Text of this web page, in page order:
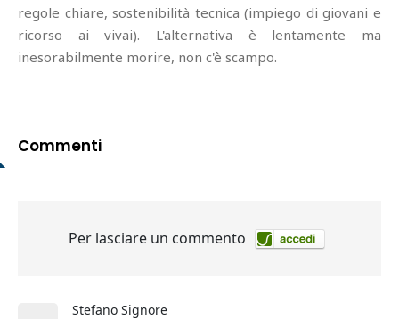
regole chiare, sostenibilità tecnica (impiego di giovani e
ricorso ai vivai). L'alternativa è lentamente ma
inesorabilmente morire, non c'è scampo.
Commenti